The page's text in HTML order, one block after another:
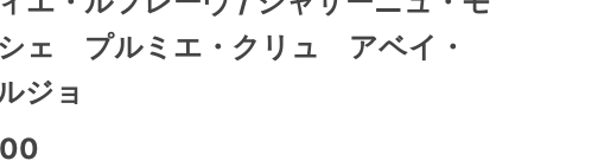
ェ プルミエ・クリュ アベイ・
ジョ